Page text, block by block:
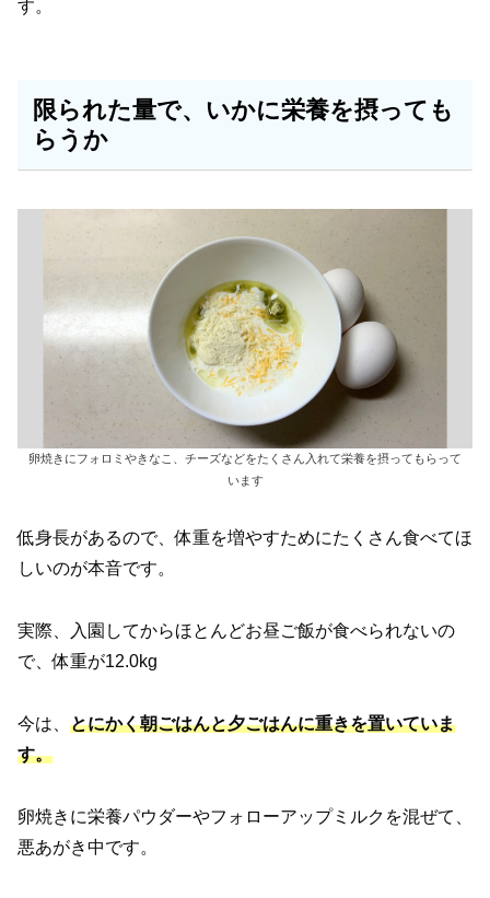
す。
限られた量で、いかに栄養を摂っても
らうか
卵焼きにフォロミやきなこ、チーズなどをたくさん入れて栄養を摂ってもらって
います
低身長があるので、体重を増やすためにたくさん食べてほ
しいのが本音です。
実際、入園してからほとんどお昼ご飯が食べられないの
で、体重が12.0kg
今は、 とにかく朝ごはんと夕ごはんに重きを置いていま
す。
卵焼きに栄養パウダーやフォローアップミルクを混ぜて、
悪あがき中です。